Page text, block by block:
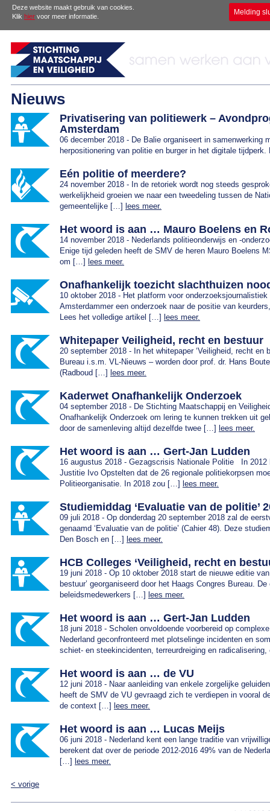
Deze website maakt gebruik van cookies.
Klik hier voor meer informatie. Melding
Nieuws
Privatisering van politiewerk –
Amsterdam
06 december 2018 - De Balie organiseert in samenwerking
herpositionering van politie en burger in het digitale
Eén politie of meerdere?
24 november 2018 - In de retoriek wordt nog steeds
werkelijkheid groeien we naar een tweedeling tussen de
gemeentelijke […] lees meer.
Het woord is aan … Mauro Boelens en
14 november 2018 - Nederlands politieonderwijs en -
Enige tijd geleden heeft de SMV de heren Mauro Boelens
om […] lees meer.
Onafhankelijk toezicht slachthuizen
10 oktober 2018 - Het platform voor
Amsterdammer een onderzoek naar de positie van
Lees het volledige artikel […] lees meer.
Whitepaper Veiligheid, recht en bestuur
20 september 2018 - In het whitepaper ‘Veiligheid, recht en
Bureau i.s.m. VL-Nieuws – worden door prof. dr. Hans
(Radboud […] lees meer.
Kaderwet Onafhankelijk Onderzoek
04 september 2018 - De Stichting Maatschappij en
Onafhankelijk Onderzoek om lering te kunnen trekken uit
door de samenleving altijd dezelfde twee […] lees meer.
Het woord is aan … Gert-Jan Ludden
16 augustus 2018 - Gezagscrisis Nationale Politie In 2012
Justitie Ivo Opstelten dat de 26 regionale politiekorpsen
Politieorganisatie. In 2018 zou […] lees meer.
Studiemiddag ‘Evaluatie van de politie’
09 juli 2018 - Op donderdag 20 september 2018 zal de
genaamd ‘Evaluatie van de politie’ (Cahier 48). Deze
Den Bosch en […] lees meer.
HCB Colleges ‘Veiligheid, recht en
19 juni 2018 - Op 10 oktober 2018 start de nieuwe editie
bestuur’ georganiseerd door het Haags Congres Bureau.
beleidsmedewerkers […] lees meer.
Het woord is aan … Gert-Jan Ludden
18 juni 2018 - Scholen onvoldoende voorbereid op
Nederland geconfronteerd met plotselinge incidenten en
schiet- en steekincidenten, terreurdreiging en
Het woord is aan … de VU
12 juni 2018 - Naar aanleiding van enkele zorgelijke
heeft de SMV de VU gevraagd zich te verdiepen in vooral
de context […] lees meer.
Het woord is aan … Lucas Meijs
06 juni 2018 - Nederland kent een lange traditie van
berekent dat over de periode 2012-2016 49% van de
[…] lees meer.
Post navigation
< vorige